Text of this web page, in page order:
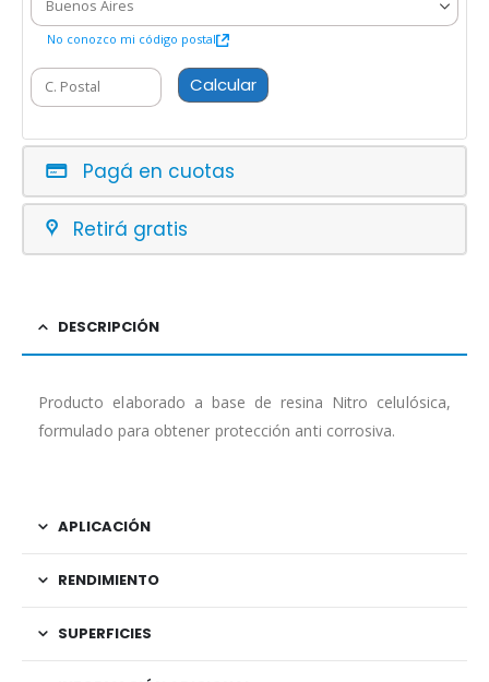
No conozco mi código postal
Calcular
Pagá en cuotas
Retirá gratis
DESCRIPCIÓN
Producto elaborado a base de resina Nitro celulósica,
formulado para obtener protección anti corrosiva.
APLICACIÓN
RENDIMIENTO
SUPERFICIES